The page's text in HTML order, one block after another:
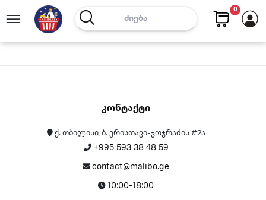
0
Კონტაქტი
ქ. თბილისი, ბ. ერისთავი-ჯოჯრაძის #2ა
+995 593 38 48 59
contact@malibo.ge
10:00-18:00